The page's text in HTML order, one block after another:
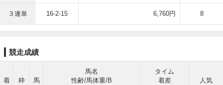
３連単 16-2-15 6,760円 8
競走成績
着
枠
馬
馬名
性齢/馬体重/B
タイム
着差
人気